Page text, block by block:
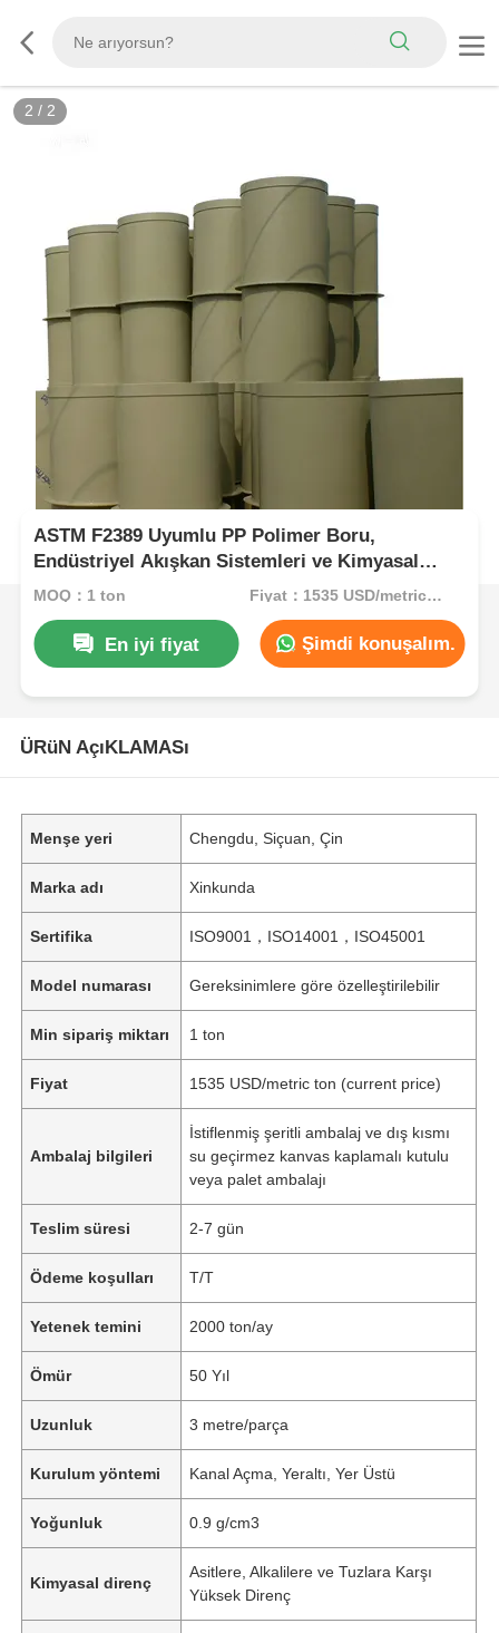
2 / 2
ASTM F2389 Uyumlu PP Polimer Boru,
Endüstriyel Akışkan Sistemleri ve Kimyasal
Elleçleme İçin Tasarlanmış Polipropilen Hortum
MOQ：1 ton Fiyat：1535 USD/metric ton (current price)
En iyi fiyat Şimdi konuşalım.
ÜRüN AçıKLAMASı
Menşe yeri Chengdu, Siçuan, Çin
Marka adı Xinkunda
Sertifika ISO9001，ISO14001，ISO45001
Model numarası Gereksinimlere göre özelleştirilebilir
Min sipariş miktarı 1 ton
Fiyat 1535 USD/metric ton (current price)
Ambalaj bilgileri
İstiflenmiş şeritli ambalaj ve dış kısmı
su geçirmez kanvas kaplamalı kutulu
veya palet ambalajı
Teslim süresi 2-7 gün
Ödeme koşulları T/T
Yetenek temini 2000 ton/ay
Ömür 50 Yıl
Uzunluk 3 metre/parça
Kurulum yöntemi Kanal Açma, Yeraltı, Yer Üstü
Yoğunluk 0.9 g/cm3
Kimyasal direnç
Asitlere, Alkalilere ve Tuzlara Karşı
Yüksek Direnç